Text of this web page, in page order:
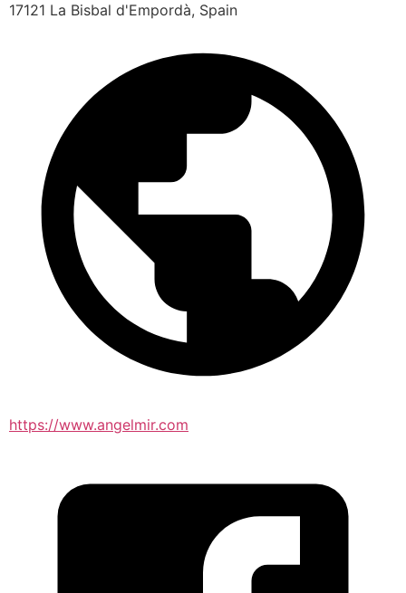
17121 La Bisbal d'Empordà, Spain
https://www.angelmir.com